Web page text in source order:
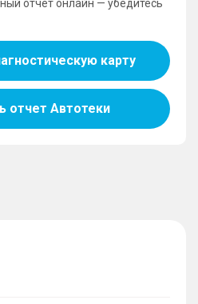
отчёт онлайн — убедитесь
карту
отчет Автотеки